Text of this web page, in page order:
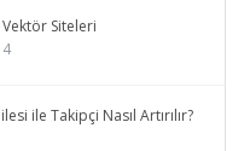
Siteleri
ile Takipçi Nasıl Artırılır?